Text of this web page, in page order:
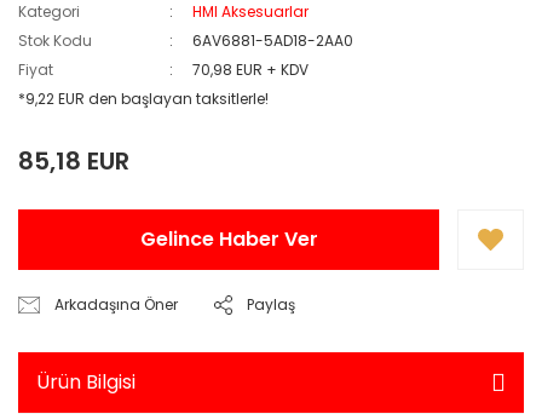
Kategori
HMI Aksesuarlar
Stok Kodu
6AV6881-5AD18-2AA0
Fiyat
70,98 EUR + KDV
*9,22 EUR den başlayan taksitlerle!
85,18 EUR
Gelince Haber Ver
Arkadaşına Öner Paylaş
Ürün Bilgisi